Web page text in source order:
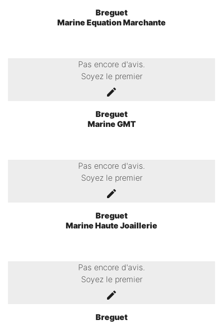
Breguet
Marine Equation Marchante
Pas encore d'avis.
Soyez le premier
Breguet
Marine GMT
Pas encore d'avis.
Soyez le premier
Breguet
Marine Haute Joaillerie
Pas encore d'avis.
Soyez le premier
Breguet